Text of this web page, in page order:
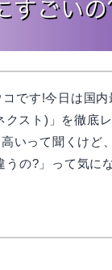
です!今日は国
スト)」を徹底
高いって聞くけど
うの?」って気に